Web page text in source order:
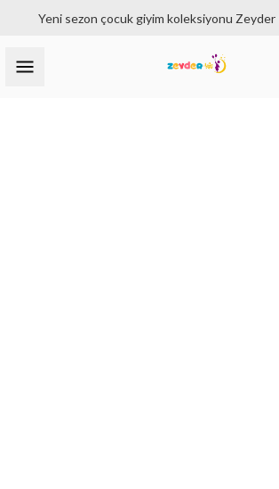
Yeni sezon çocuk giyim koleksiyonu Zeyder